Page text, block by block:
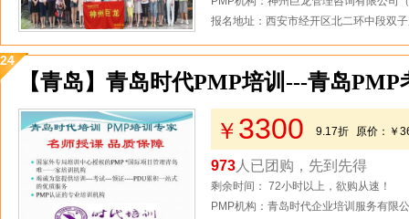
报名地址：西安市经开区北二环中段双
24
【青岛】青岛时代PMP培训---青岛PMP
￥ 3300 9.17折 原价： ￥
973 人已团购，先到先得
剩余时间： 72小时以上，欲购从速！
PMP机构：青岛时代企业培训服务有限